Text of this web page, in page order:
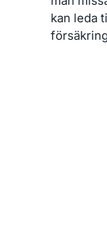
kan leda